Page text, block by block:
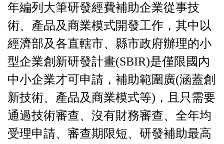
年編列大筆研發經費補助企業從事技
術、產品及商業模式開發工作，其中以
經濟部及各直轄市、縣市政府辦理的小
型企業創新研發計畫(SBIR)是僅限國內
中小企業才可申請，補助範圍廣(涵蓋創
新技術、產品及商業模式等)，且只需要
通過技術審查、沒有財務審查、全年均
受理申請、審查期限短、研發補助最高